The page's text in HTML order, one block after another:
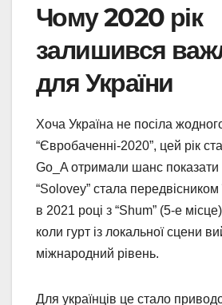
Чому 2020 рік
залишився
для України
Хоча Україна не посіла
“Євробаченні-2020”, цей рік
Go_A отримали шанс показати
“Solovey” стала передвісником
в 2021 році з “Shum” (5-е
коли гурт із локальної сцени
міжнародний рівень.
Для українців це стало